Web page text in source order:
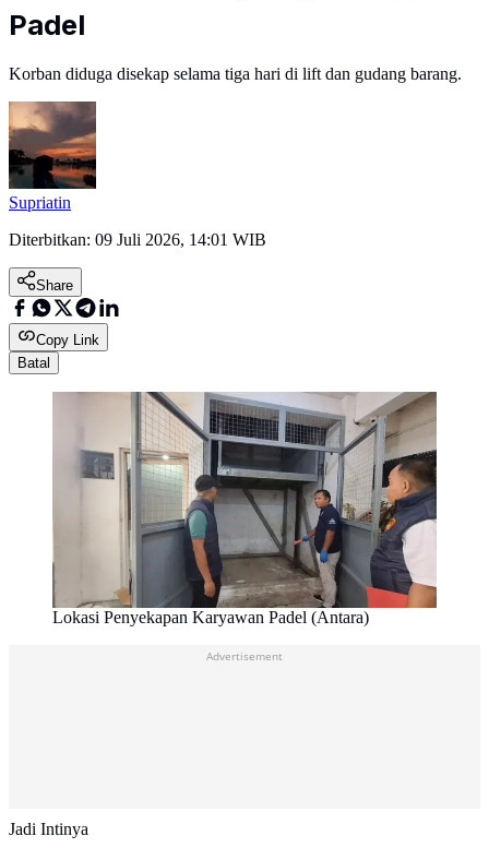
Padel
Korban diduga disekap selama tiga hari di lift dan gudang barang.
Supriatin
Diterbitkan: 09 Juli 2026, 14:01 WIB
Share
Copy Link
Batal
Lokasi Penyekapan Karyawan Padel (Antara)
Advertisement
Jadi Intinya